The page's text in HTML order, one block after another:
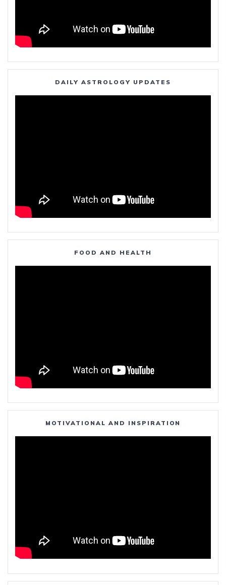
DAILY ASTROLOGY UPDATES
FOOD AND HEALTH
MOTIVATIONAL AND INSPIRATION